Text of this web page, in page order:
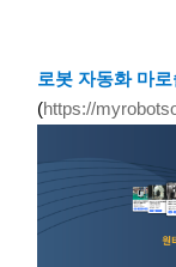
로봇 자동화 마
(https://